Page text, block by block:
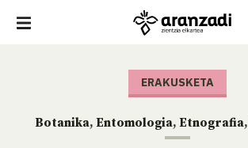
ERAKUSKETA
Botanika, Entomologia, Etnografia,